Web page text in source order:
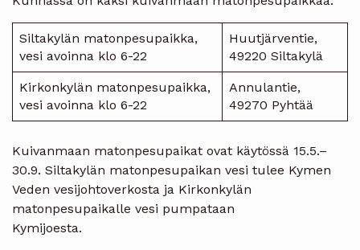
Siltakylän matonpesupaikka,
vesi avoinna klo 6-22
Huutjärventie,
49220 Siltakylä
Kirkonkylän matonpesupaikka,
vesi avoinna klo 6-22
Annulantie,
49270 Pyhtää
Kuivanmaan matonpesupaikat ovat käytössä 15.5.–
30.9. Siltakylän matonpesupaikan vesi tulee Kymen
Veden vesijohtoverkosta ja Kirkonkylän
matonpesupaikalle vesi pumpataan